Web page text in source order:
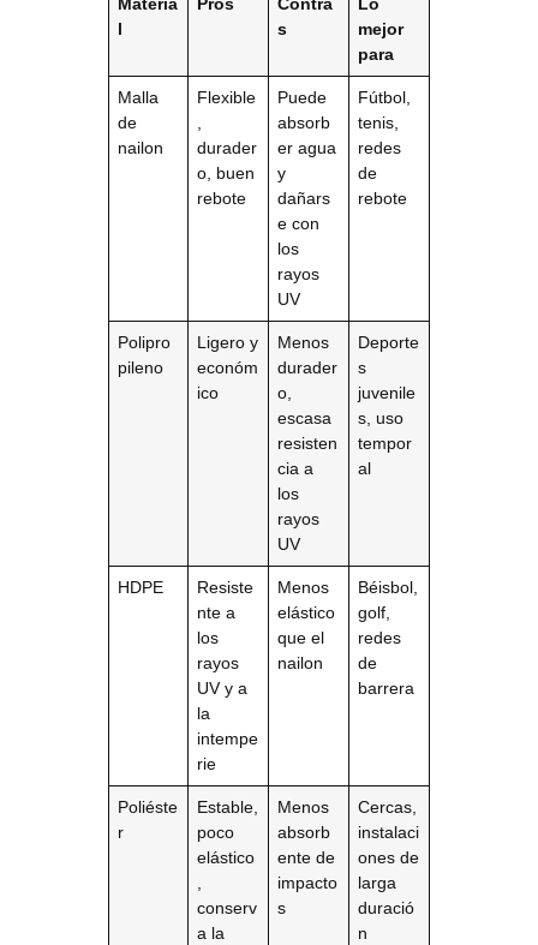
Materia
l
Pros
Contra
s
Lo
mejor
para
Malla
de
nailon
Flexible
,
durader
o, buen
rebote
Puede
absorb
er agua
y
dañars
e con
los
rayos
UV
Fútbol,
tenis,
redes
de
rebote
Polipro
pileno
Ligero y
económ
ico
Menos
durader
o,
escasa
resisten
cia a
los
rayos
UV
Deporte
s
juvenile
s, uso
tempor
al
HDPE
Resiste
nte a
los
rayos
UV y a
la
intempe
rie
Menos
elástico
que el
nailon
Béisbol,
golf,
redes
de
barrera
Poliéste
r
Estable,
poco
elástico
,
conserv
a la
Menos
absorb
ente de
impacto
s
Cercas,
instalaci
ones de
larga
duració
n